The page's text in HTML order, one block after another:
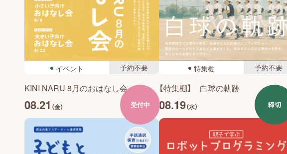
イベント 予約不要
KINI NARU 8月のおはなし会
特集棚 予約不要
【特集棚】 白球の軌跡
08.21 （金） 受付中 08.19（水） 締切